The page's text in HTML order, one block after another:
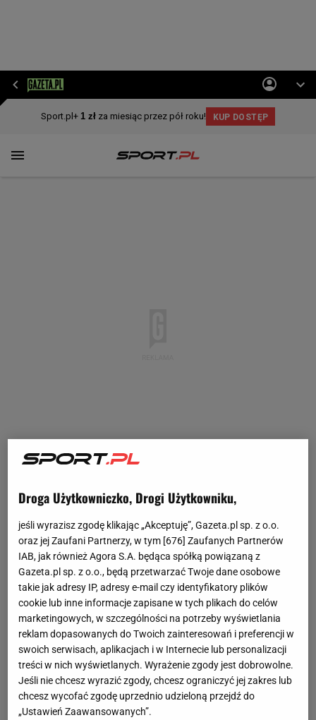
Droga Użytkowniczko, Drogi Użytkowniku,
jeśli wyrazisz zgodę klikając „Akceptuję”, Gazeta.pl sp. z o.o.
oraz jej Zaufani Partnerzy, w tym [676] Zaufanych Partnerów
IAB, jak również Agora S.A. będąca spółką powiązaną z
Gazeta.pl sp. z o.o., będą przetwarzać Twoje dane osobowe
takie jak adresy IP, adresy e-mail czy identyfikatory plików
cookie lub inne informacje zapisane w tych plikach do celów
marketingowych, w szczególności na potrzeby wyświetlania
reklam dopasowanych do Twoich zainteresowań i preferencji w
swoich serwisach, aplikacjach i w Internecie lub personalizacji
treści w nich wyświetlanych. Wyrażenie zgody jest dobrowolne.
Jeśli nie chcesz wyrazić zgody, chcesz ograniczyć jej zakres lub
chcesz wycofać zgodę uprzednio udzieloną przejdź do
„Ustawień Zaawansowanych”.